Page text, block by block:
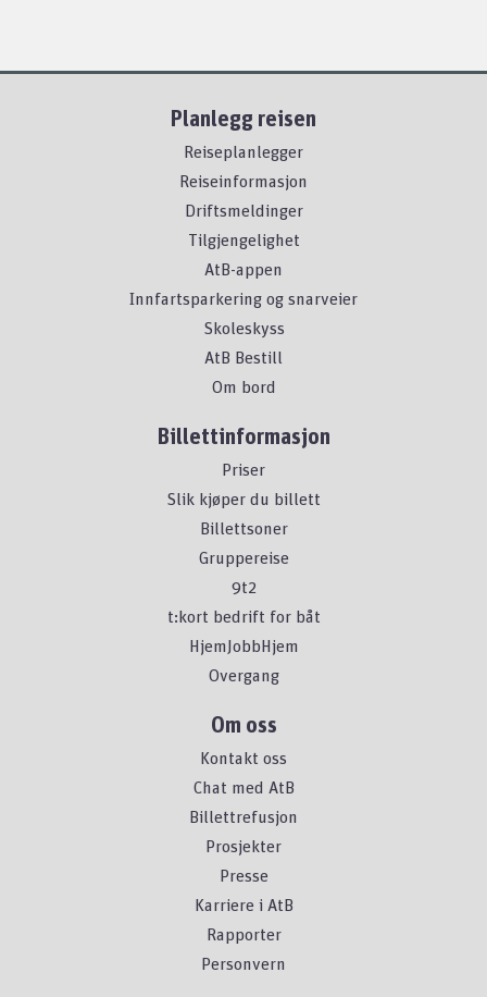
Planlegg reisen
Reiseplanlegger
Reiseinformasjon
Driftsmeldinger
Tilgjengelighet
AtB-appen
Innfartsparkering og snarveier
Skoleskyss
AtB Bestill
Om bord
Billettinformasjon
Priser
Slik kjøper du billett
Billettsoner
Gruppereise
9t2
t:kort bedrift for båt
HjemJobbHjem
Overgang
Om oss
Kontakt oss
Chat med AtB
Billettrefusjon
Prosjekter
Presse
Karriere i AtB
Rapporter
Personvern